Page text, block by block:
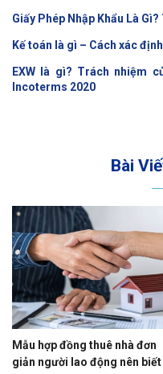
Giấy Phép Nhập Khẩu Là
Kế toán là gì – Cách xác
EXW là gì? Trách nhiệm
Incoterms 2020
Bài
Mẫu hợp đồng thuê nhà đơn
giản người lao động nên biết